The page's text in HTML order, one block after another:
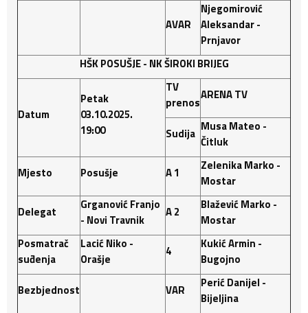
AVAR
Njegomirović
Aleksandar -
Prnjavor
HŠK POSUŠJE - NK ŠIROKI BRIJEG
Datum
Petak
03.10.2025.
19:00
TV
prenos
ARENA TV
Sudija Musa Mateo -
Čitluk
Mjesto
Posušje A 1
Zelenika Marko -
Mostar
Delegat
Grganović Franjo
- Novi Travnik
A 2
Blažević Marko -
Mostar
Posmatrač
suđenja
Lacić Niko -
Orašje
4
Kukić Armin -
Bugojno
Bezbjednost
VAR
Perić Danijel -
Bijeljina